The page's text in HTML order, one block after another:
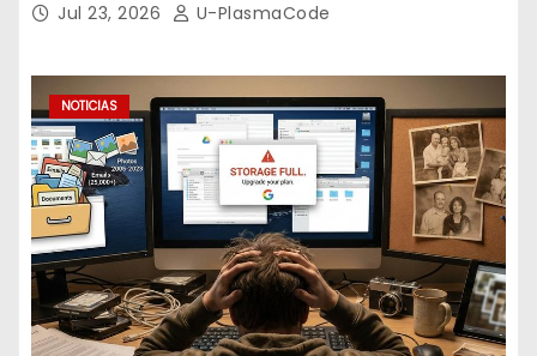
Jul 23, 2026 U-PlasmaCode
NOTICIAS